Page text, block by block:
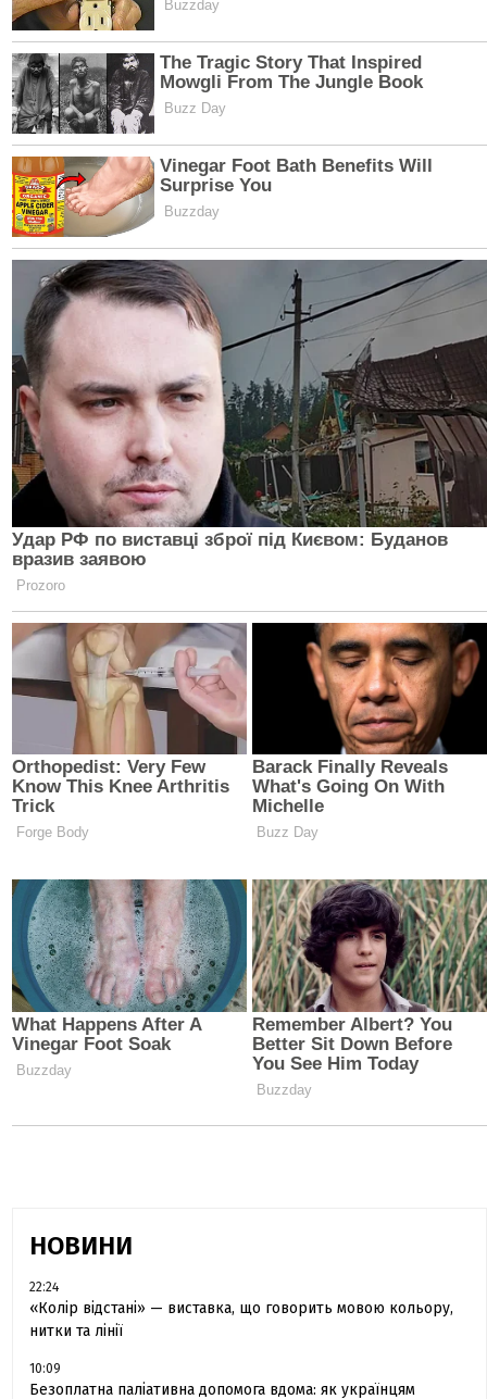
НОВИНИ
22:24
«Колір відстані» — виставка, що говорить мовою кольору,
нитки та лінії
10:09
Безоплатна паліативна допомога вдома: як українцям